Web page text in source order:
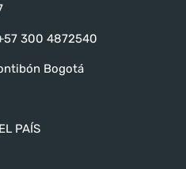
300 4872540‬
Bogotá
PAÍS